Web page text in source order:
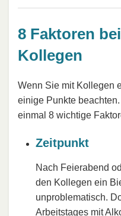
8 Faktoren
Kollegen
Wenn Sie mit Kollegen
einige Punkte
einmal 8 wichtige
Zeitpunkt
Nach Feierabend
den Kollegen ein
unproblematisch.
Arbeitstages mit